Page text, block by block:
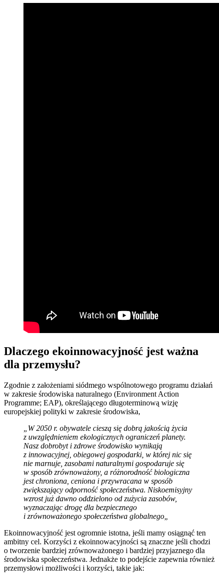
Dlaczego ekoinnowacyjność jest ważna
dla przemysłu?
Zgodnie z założeniami siódmego wspólnotowego programu działań
w zakresie środowiska naturalnego (Environment Action
Programme; EAP), określającego długoterminową wizję
europejskiej polityki w zakresie środowiska,
W 2050 r. obywatele cieszą się dobrą jakością życia
z uwzględnieniem ekologicznych ograniczeń planety.
Nasz dobrobyt i zdrowe środowisko wynikają
z innowacyjnej, obiegowej gospodarki, w której nic się
nie marnuje, zasobami naturalnymi gospodaruje się
w sposób zrównoważony, a różnorodność biologiczna
jest chroniona, ceniona i przywracana w sposób
zwiększający odporność społeczeństwa. Niskoemisyjny
wzrost już dawno oddzielono od zużycia zasobów,
wyznaczając drogę dla bezpiecznego
i zrównoważonego społeczeństwa globalnego
Ekoinnowacyjność jest ogromnie istotna, jeśli mamy osiągnąć ten
ambitny cel. Korzyści z ekoinnowacyjności są znaczne jeśli chodzi
o tworzenie bardziej zrównoważonego i bardziej przyjaznego dla
środowiska społeczeństwa. Jednakże to podejście zapewnia również
przemysłowi możliwości i korzyści, takie jak: